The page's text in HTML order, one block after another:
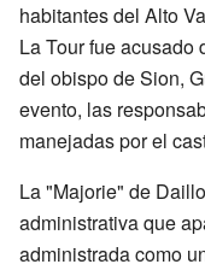
habitantes del Alto
La Tour fue acusado
del obispo de Sion,
evento, las
manejadas por el
La "Majorie" de
administrativa que
administrada como